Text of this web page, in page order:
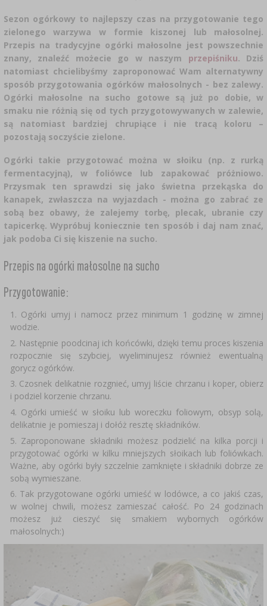
ZESTAWY SERWOWARSKIE
DEKORACJE CUKIERNICZE I PRODUKTY DO
PIECZENIA
›
MASZYNKI DO MIELENIA
PAKOWANIE PRÓŻNIOWE ›
AKCESORIA DO PEKLOWANIA ›
NICI, SZNURKI, SIATKI ›
OSŁONKI
PEKLE, MARYNATY I ZIOŁA
KULTURY BAKTERII
LITERATURA WĘDLINIARSTWO
AROMATY DYMU WĘDZARNICZEGO
DROŻDŻE WINIARSKIE
ŚRODKI DODATKOWE ›
PRASY
ROZDRABNIARKI
FILTROWANIE ›
KORKOWANIE ›
AKCESORIA WINIARSKIE
BUTELKI ›
GĄSIORY ›
REGAŁY
AROMATYZACJA
LITERATURA
BADANIA WINA
ETYKIETY
DODATKI AROMATYZUJĄCE I PRZYPRAWY
LITERATURA
WĘDZENIE I GRILLOWANIE
KULTURY BAKTERII
JOGURTOWNICE
PRZYPRAWY
RURKI FERMENTACYJNE
AKCESORIA PIWOWARSKIE
KAPSLE
KAPSLOWNICE
BUTELKI
BADANIA PIWA
KAMIONKA
SOKOWNIKI
BUTELKI
SZYBKOWARY
SUSZARKI DO ŻYWNOŚCI
LEJKI
ETYKIETY
GĄSIORY ›
BUTELKI ›
ZAKRĘTKI
VYPITO
DROŻDŻE GORZELNICZE
WĘGIEL AKTYWNY
SUBSTANCJE DODATKOWE
ETYKIETY
BADANIA ALKOHOLU
LITERATURA
WĘDZARNIE I HAKI ›
GRILLOWANIE
NACZYNIA ŻELIWNE
PALENISKA
PAKOWANIE PRÓŻNIOWE ›
PRZECHOWYWANIE ›
GADŻETY DOMOWE
MOTORYZACJA
Sezon ogórkowy to najlepszy czas na przygotowanie tego
zielonego warzywa w formie kiszonej lub małosolnej.
Przepis na tradycyjne ogórki małosolne jest powszechnie
znany, znaleźć możecie go w naszym przepiśniku. Dziś
natomiast chcielibyśmy zaproponować Wam alternatywny
sposób przygotowania ogórków małosolnych - bez zalewy.
Ogórki małosolne na sucho gotowe są już po dobie, w
smaku nie różnią się od tych przygotowywanych w zalewie,
są natomiast bardziej chrupiące i nie tracą koloru –
pozostają soczyście zielone.
Ogórki takie przygotować można w słoiku (np. z rurką
fermentacyjną), w foliówce lub zapakować próżniowo.
Przysmak ten sprawdzi się jako świetna przekąska do
kanapek, zwłaszcza na wyjazdach - można go zabrać ze
sobą bez obawy, że zalejemy torbę, plecak, ubranie czy
tapicerkę. Wypróbuj koniecznie ten sposób i daj nam znać,
jak podoba Ci się kiszenie na sucho.
Przepis na ogórki małosolne na sucho
Przygotowanie:
Ogórki umyj i namocz przez minimum 1 godzinę w zimnej
wodzie.
Następnie poodcinaj ich końcówki, dzięki temu proces kiszenia
rozpocznie się szybciej, wyeliminujesz również ewentualną
gorycz ogórków.
Czosnek delikatnie rozgnieć, umyj liście chrzanu i koper, obierz
i podziel korzenie chrzanu.
Ogórki umieść w słoiku lub woreczku foliowym, obsyp solą,
delikatnie je pomieszaj i dołóż resztę składników.
Zaproponowane składniki możesz podzielić na kilka porcji i
przygotować ogórki w kilku mniejszych słoikach lub foliówkach.
Ważne, aby ogórki były szczelnie zamknięte i składniki dobrze ze
sobą wymieszane.
Tak przygotowane ogórki umieść w lodówce, a co jakiś czas,
w wolnej chwili, możesz zamieszać całość. Po 24 godzinach
możesz już cieszyć się smakiem wybornych ogórków
małosolnych:)